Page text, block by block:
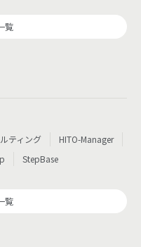
覧
ティング
HITO-Manager
StepBase
覧